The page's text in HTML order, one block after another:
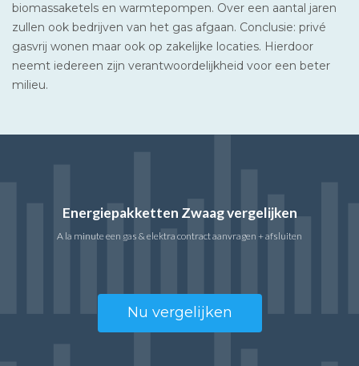
biomassaketels en warmtepompen. Over een aantal jaren
zullen ook bedrijven van het gas afgaan. Conclusie: privé
gasvrij wonen maar ook op zakelijke locaties. Hierdoor
neemt iedereen zijn verantwoordelijkheid voor een beter
milieu.
Energiepakketten Zwaag vergelijken
A la minute een gas & elektra contract aanvragen + afsluiten
Nu vergelijken